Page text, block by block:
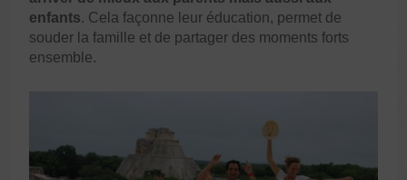
enfants. Cela façonne leur éducation, permet de
souder la famille et de partager des moments forts
ensemble.